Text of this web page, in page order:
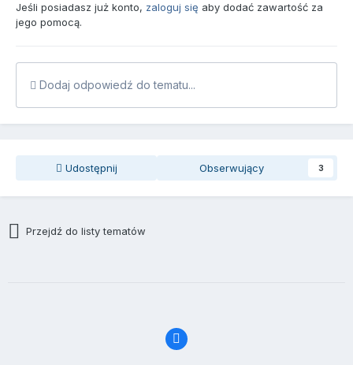
Jeśli posiadasz już konto, zaloguj się aby dodać zawartość za
jego pomocą.
Dodaj odpowiedź do tematu...
Udostępnij Obserwujący 3
Przejdź do listy tematów